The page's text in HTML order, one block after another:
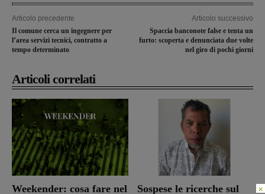
Articolo precedente
Il comune cerca un ingegnere per
l’area servizi tecnici, contratto a
tempo determinato
Articolo successivo
Spaccia banconote false e tenta un
furto: scoperta e denunciata due volte
nel giro di pochi giorni
Articoli correlati
Weekender: cosa fare nel
Sospese le ricerche sul
×